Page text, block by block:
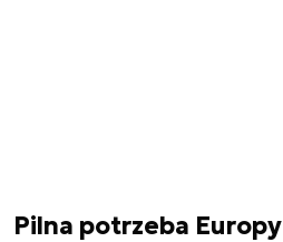
Pilna potrzeba Europy